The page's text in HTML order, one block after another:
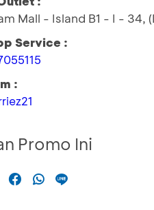
Mall - Island B1 - I -
Service :
:
Promo Ini